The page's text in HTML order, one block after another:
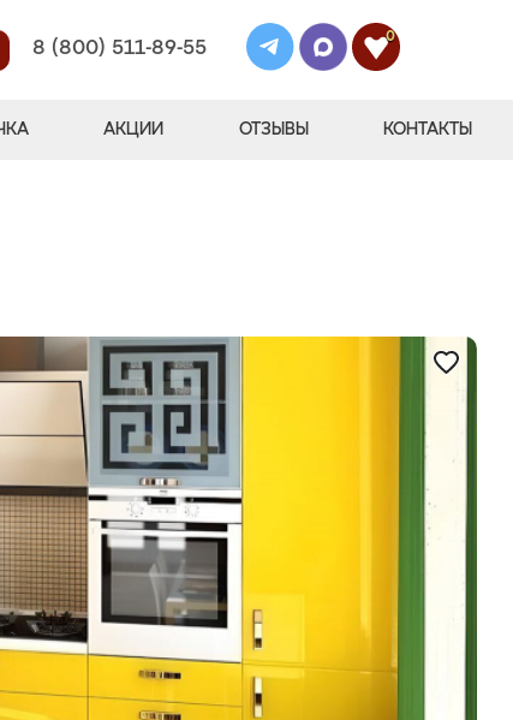
8 (800) 511-89-55
0
АКЦИИ ОТЗЫВЫ КОНТАКТЫ